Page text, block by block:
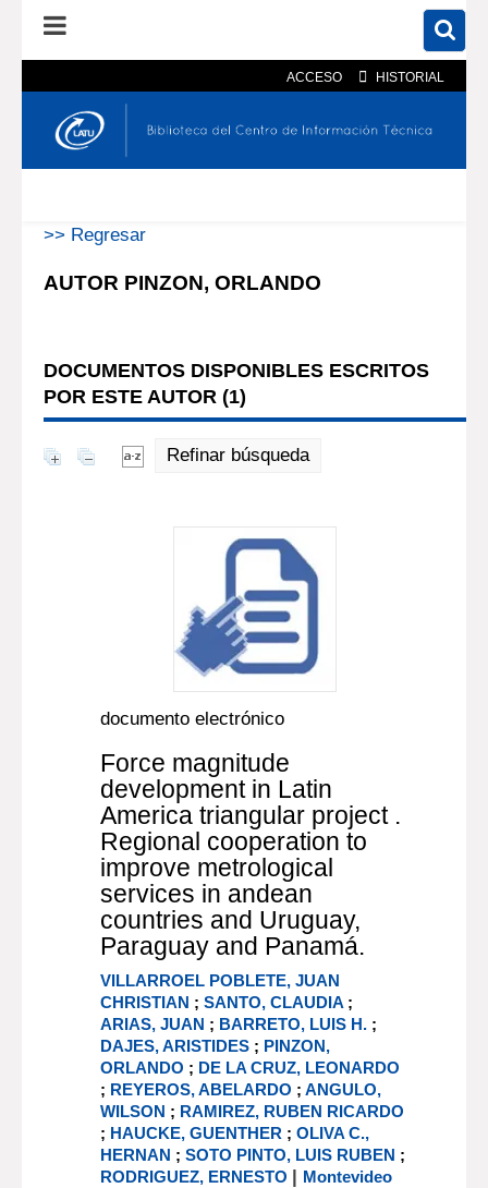
ACCESO HISTORIAL
En el catálogo En el sitio
>> Regresar
AUTOR PINZON, ORLANDO
DOCUMENTOS DISPONIBLES ESCRITOS
POR ESTE AUTOR (1)
Refinar búsqueda
documento electrónico
Force magnitude
development in Latin
America triangular project .
Regional cooperation to
improve metrological
services in andean
countries and Uruguay,
Paraguay and Panamá.
VILLARROEL POBLETE, JUAN
CHRISTIAN ;SANTO, CLAUDIA ;
ARIAS, JUAN ; BARRETO, LUIS H. ;
DAJES, ARISTIDES ; PINZON,
ORLANDO ; DE LA CRUZ, LEONARDO
; REYEROS, ABELARDO ;ANGULO,
WILSON ; RAMIREZ, RUBEN RICARDO
; HAUCKE, GUENTHER ;OLIVA C.,
HERNAN ;SOTO PINTO, LUIS RUBEN ;
RODRIGUEZ, ERNESTO | Montevideo